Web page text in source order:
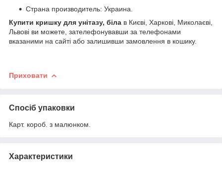
Страна производитель: Украина.
Купити кришку для унітазу, біла в Києві, Харкові, Миколаєві,
Львові ви можете, зателефонувавши за телефонами
вказаними на сайті або залишивши замовлення в кошику.
Приховати
Спосіб упаковки
Карт. короб. з малюнком.
Характеристики